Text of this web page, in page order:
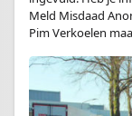
Meld Misdaad
Pim Verkoelen